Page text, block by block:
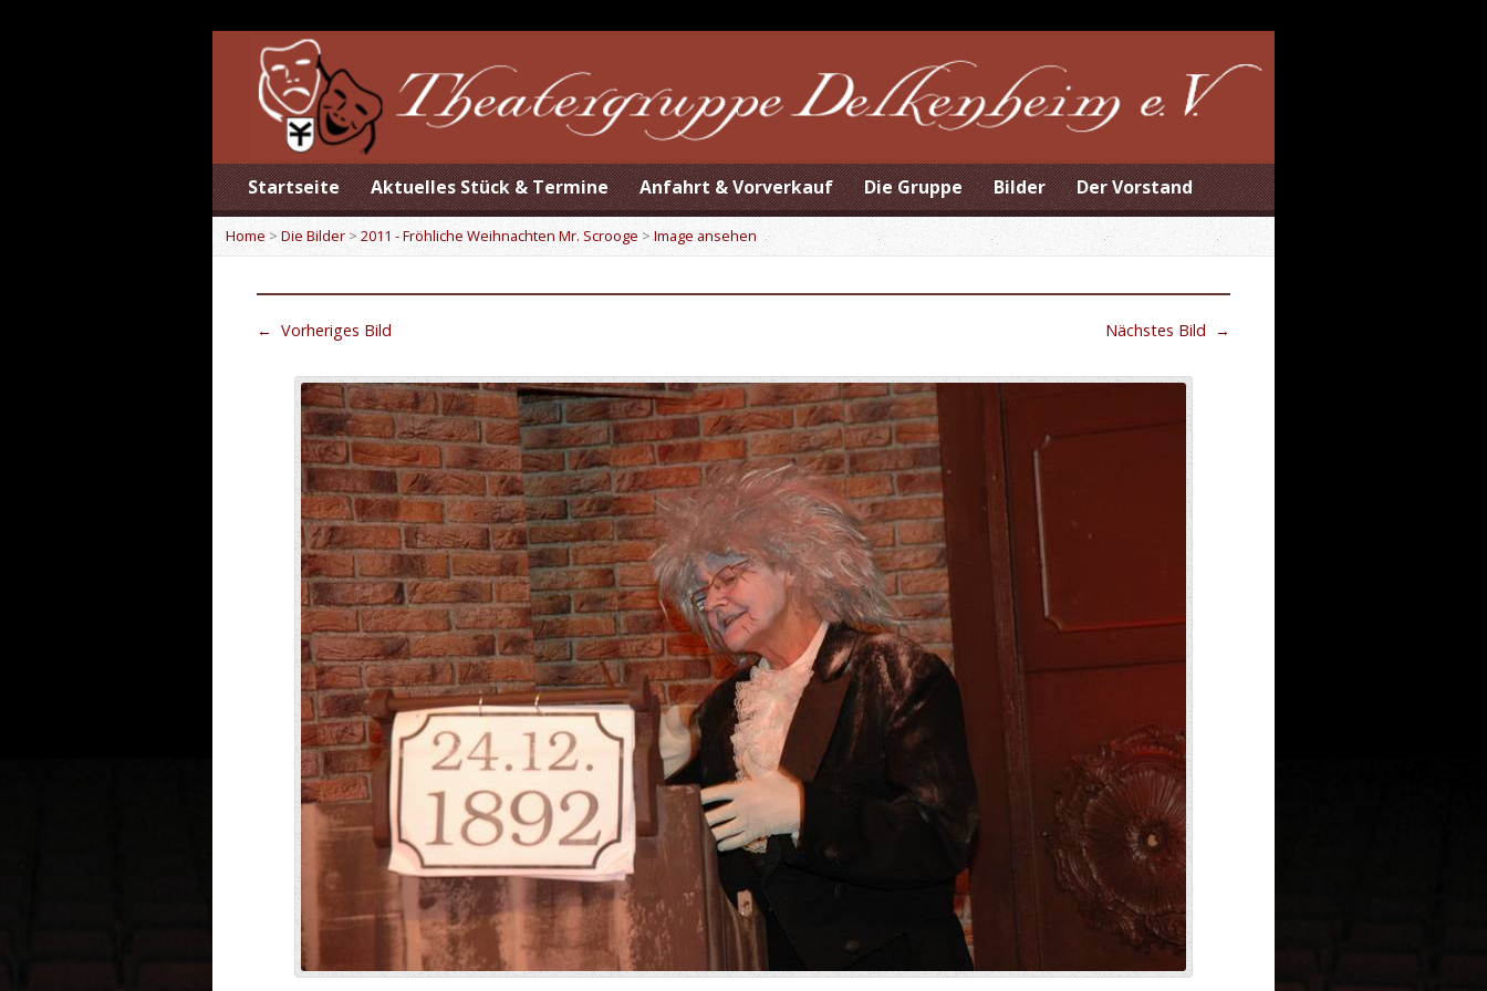
Startseite Aktuelles Stück & Termine Anfahrt & Vorverkauf Die Gruppe Bilder Der Vorstand
Home > Die Bilder >2011 - Fröhliche Weihnachten Mr. Scrooge >Image ansehen
← Vorheriges Bild Nächstes Bild →